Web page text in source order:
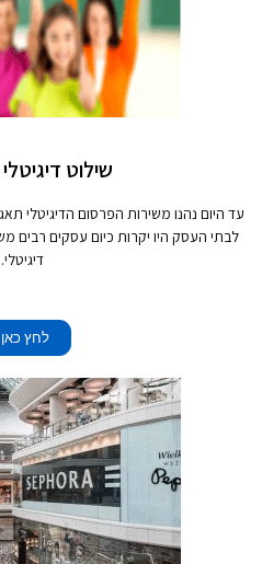
שילוט
עד היום נהנו משירות הפרסום הדיגיטלי
לבתי העסק היו יקרות כיום עסקים רבים
לחץ כאן